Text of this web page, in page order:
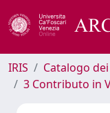
IRIS
Catalogo
3 Contributo in